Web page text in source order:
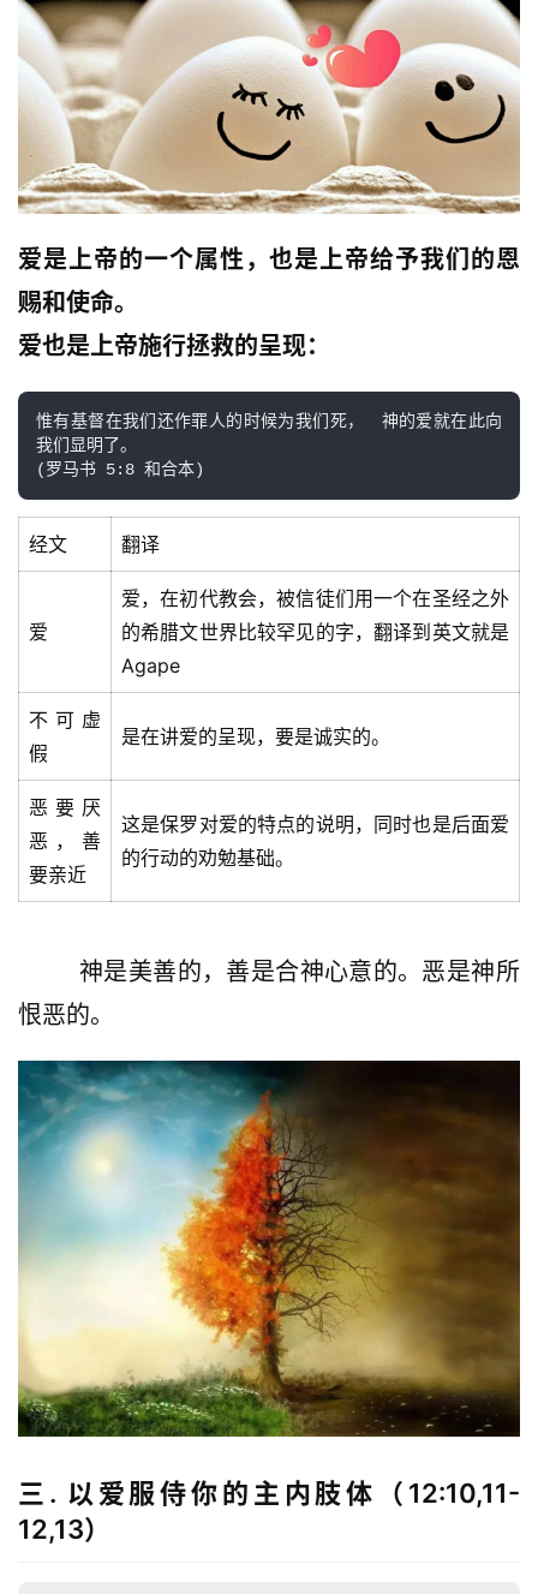
爱是上帝的一个属性，也是上帝给予我们的恩
赐和使命。
爱也是上帝施行拯救的呈现：
惟有基督在我们还作罪人的时候为我们死，　神的爱就在此向
我们显明了。
经文 翻译
爱
爱，在初代教会，被信徒们用一个在圣经之外
的希腊文世界比较罕见的字，翻译到英文就是
Agape
不可虚
假
是在讲爱的呈现，要是诚实的。
恶要厌
恶，善
要亲近
这是保罗对爱的特点的说明，同时也是后面爱
的行动的劝勉基础。
        神是美善的，善是合神心意的。恶是神所
恨恶的。
三. 以爱服侍你的主内肢体（12:10,11-
12,13）